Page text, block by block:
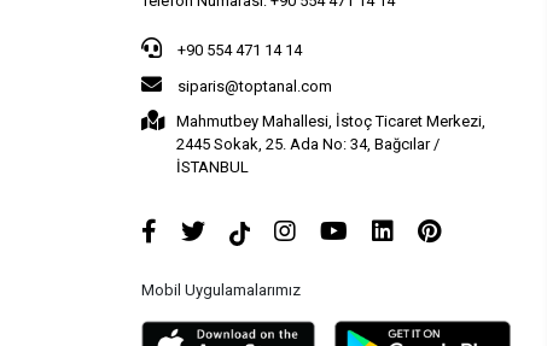
+90 554 471 14 14
siparis@toptanal.com
Mahmutbey Mahallesi, İstoç Ticaret Merkezi,
2445 Sokak, 25. Ada No: 34, Bağcılar /
İSTANBUL
Mobil Uygulamalarımız